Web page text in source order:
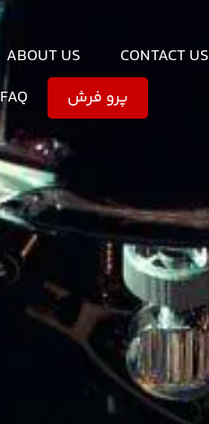
ABOUT US CONTACT US
FAQ
پرو فرش